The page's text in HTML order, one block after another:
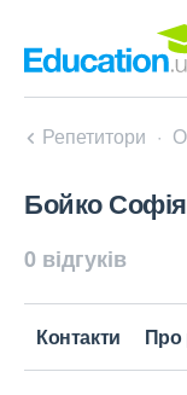
Репетитори
Бойко
0 відгуків
Контакти Про